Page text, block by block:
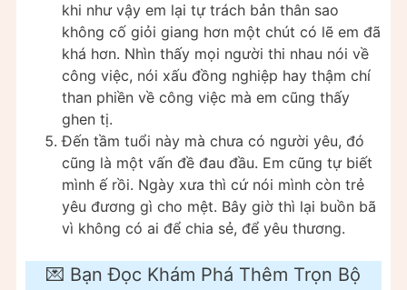
khi như vậy em lại tự trách bản thân sao
không cố giỏi giang hơn một chút có lẽ em đã
khá hơn. Nhìn thấy mọi người thi nhau nói về
công việc, nói xấu đồng nghiệp hay thậm chí
than phiền về công việc mà em cũng thấy
ghen tị.
Đến tầm tuổi này mà chưa có người yêu, đó
cũng là một vấn đề đau đầu. Em cũng tự biết
mình ế rồi. Ngày xưa thì cứ nói mình còn trẻ
yêu đương gì cho mệt. Bây giờ thì lại buồn bã
vì không có ai để chia sẻ, để yêu thương.
💌 Bạn Đọc Khám Phá Thêm Trọn Bộ